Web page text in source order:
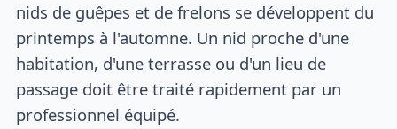
nids de guêpes et de frelons se développent du
printemps à l'automne. Un nid proche d'une
habitation, d'une terrasse ou d'un lieu de
passage doit être traité rapidement par un
professionnel équipé.